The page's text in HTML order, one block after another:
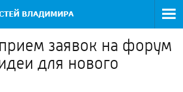
заявок на форум
для нового